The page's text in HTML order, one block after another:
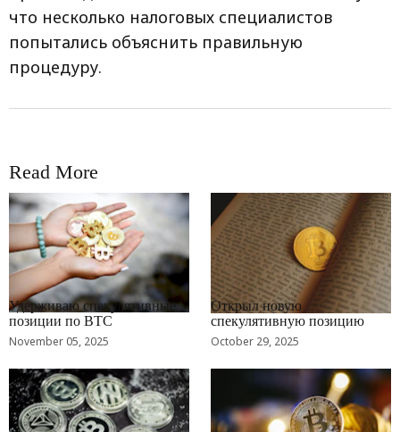
что несколько налоговых специалистов
попытались объяснить правильную
процедуру.
Read More
RRCNEWS_RU
Удерживаю спекулятивные
позиции по BTC
November 05, 2025
RRCNEWS_RU
Открыл новую
спекулятивную позицию
October 29, 2025